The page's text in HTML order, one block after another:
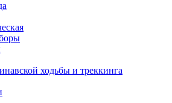
ходьбы и треккинга